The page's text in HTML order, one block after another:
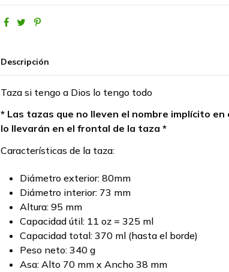
Descripción
Taza si tengo a Dios lo tengo todo
* Las tazas que no lleven el nombre implícito en
lo llevarán en el frontal de la taza *
Características de la taza:
Diámetro exterior: 80mm
Diámetro interior: 73 mm
Altura: 95 mm
Capacidad útil: 11 oz = 325 ml
Capacidad total: 370 ml (hasta el borde)
Peso neto: 340 g
Asa: Alto 70 mm x Ancho 38 mm